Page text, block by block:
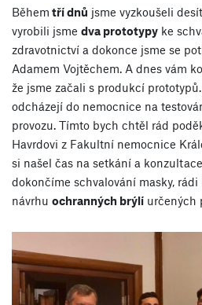
Během tří dnů jsme vyzkoušeli
vyrobili jsme dva prototypy ke
zdravotnictví a dokonce jsme se
Adamem Vojtěchem. A dnes vám
že jsme začali s produkcí
odcházejí do nemocnice na
provozu. Tímto bych chtěl rád
Havrdovi z Fakultní nemocnice
si našel čas na setkání a
dokončíme schvalování masky,
návrhu ochranných brýlí určených